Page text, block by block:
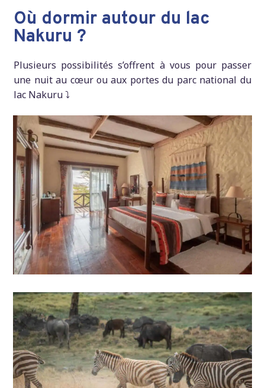
Où dormir autour du lac
Nakuru ?
Plusieurs possibilités s’offrent à vous pour passer
une nuit au cœur ou aux portes du parc national du
lac Nakuru ⤵️